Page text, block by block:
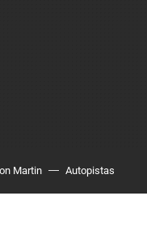
Martin Autopistas